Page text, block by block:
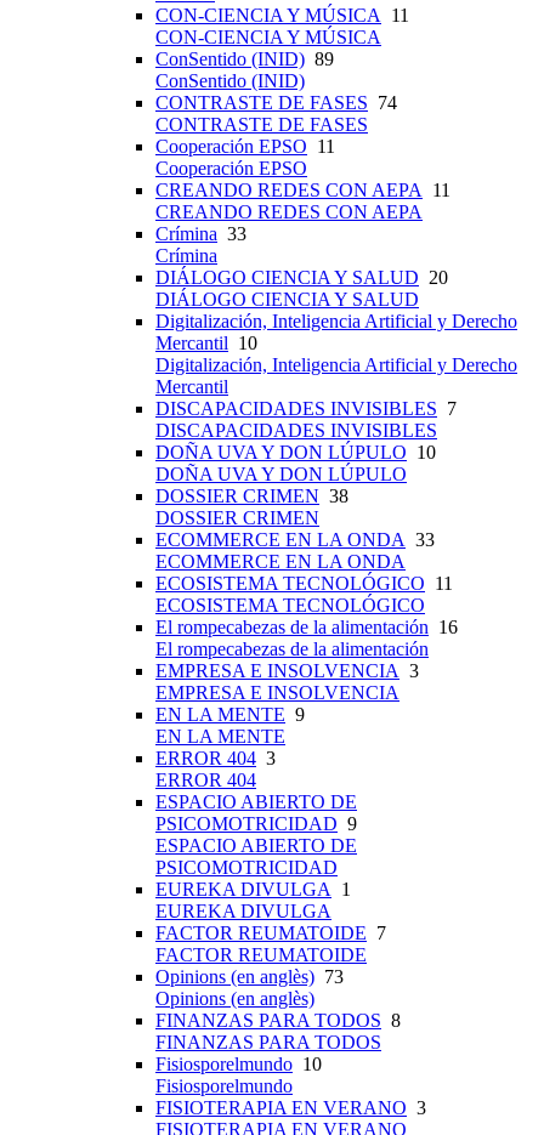
CON-CIENCIA Y MÚSICA
11
CON-CIENCIA Y MÚSICA
ConSentido (INID) 89
ConSentido (INID)
CONTRASTE DE FASES 74
CONTRASTE DE FASES
Cooperación EPSO 11
Cooperación EPSO
CREANDO REDES CON AEPA
11
CREANDO REDES CON AEPA
Crímina 33
Crímina
DIÁLOGO CIENCIA Y SALUD 20
DIÁLOGO CIENCIA Y SALUD
Digitalización, Inteligencia Artificial y Derecho
Mercantil 10
Digitalización, Inteligencia Artificial y Derecho
Mercantil
DISCAPACIDADES INVISIBLES 7
DISCAPACIDADES INVISIBLES
DOÑA UVA Y DON LÚPULO 10
DOÑA UVA Y DON LÚPULO
DOSSIER CRIMEN 38
DOSSIER CRIMEN
ECOMMERCE EN LA ONDA 33
ECOMMERCE EN LA ONDA
ECOSISTEMA TECNOLÓGICO 11
ECOSISTEMA TECNOLÓGICO
El rompecabezas de la alimentación 16
El rompecabezas de la alimentación
EMPRESA E INSOLVENCIA 3
EMPRESA E INSOLVENCIA
EN LA MENTE 9
EN LA MENTE
ERROR 404 3
ERROR 404
ESPACIO ABIERTO DE
PSICOMOTRICIDAD 9
ESPACIO ABIERTO DE
PSICOMOTRICIDAD
EUREKA DIVULGA
1
EUREKA DIVULGA
FACTOR REUMATOIDE 7
FACTOR REUMATOIDE
Opinions (en anglès) 73
Opinions (en anglès)
FINANZAS PARA TODOS 8
FINANZAS PARA TODOS
Fisiosporelmundo 10
Fisiosporelmundo
FISIOTERAPIA EN VERANO 3
FISIOTERAPIA EN VERANO